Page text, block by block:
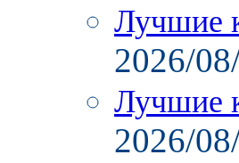
Лучшие
2026/
Лучшие
2026/